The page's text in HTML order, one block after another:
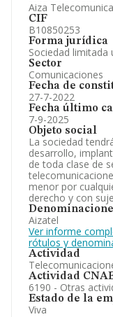
Aiza
CIF
B10850253
Forma jurídica
Sociedad limitada
Sector
Comunicaciones
Fecha de
27-7-2022
Fecha último
7-9-2025
Objeto social
La sociedad
desarrollo,
de toda clase de
menor por
derecho y con
Aizatel
Ver informe
rótulos y
Actividad
Actividad
6190 - Otras
Estado de la
Viva